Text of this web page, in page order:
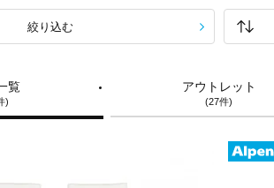
覧
)
アウトレット
(27件)
絞り込む